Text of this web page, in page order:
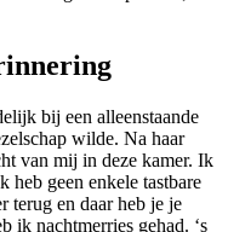
bij een alleenstaande
wilde. Na haar
van mij in deze kamer. Ik
heb geen enkele tastbare
terug en daar heb je je
ik nachtmerries gehad. ‘s